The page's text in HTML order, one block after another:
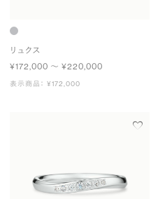
リュクス
¥172,000 〜 ¥220,000
表示商品： ¥172,000